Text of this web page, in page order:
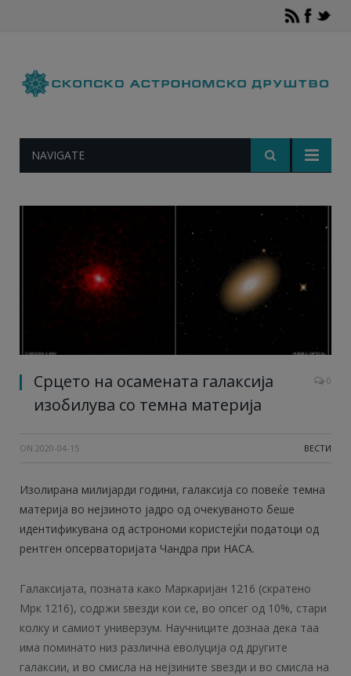
NAVIGATE
Срцето на осамената галаксија
изобилува со темна материја
0
ON 2020-04-15 ВЕСТИ
Изолирана милијарди години, галаксија со повеќе темна
материја во нејзиното јадро од очекуваното беше
идентификувана од астрономи користејќи податоци од
рентген опсерваторијата Чандра при НАСА.
Галаксијата, позната како Маркаријан 1216 (скратено
Мрк 1216), содржи ѕвезди кои се, во опсег од 10%, стари
колку и самиот универзум. Научниците дознаа дека таа
има поминато низ различна еволуција од другите
галаксии, и во смисла на нејзините ѕвезди и во смисла на